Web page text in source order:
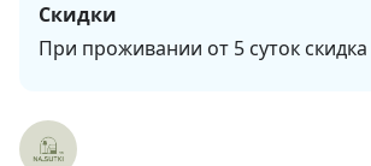
Скидки
При проживании от 5 суток скидка